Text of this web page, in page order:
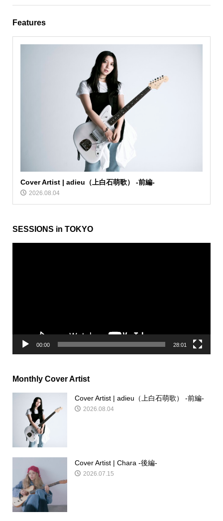
Features
Cover Artist | adieu（上白石萌歌） -前編-
2026.08.04
SESSIONS in TOKYO
00:00 28:01
Monthly Cover Artist
Cover Artist | adieu（上白石萌歌） -前編-
2026.08.04
Cover Artist | Chara -後編-
2026.07.15